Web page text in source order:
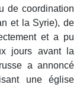
de coordination
et la Syrie), de
et a pu
jours avant la
a annoncé
une église